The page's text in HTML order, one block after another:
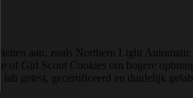
aan, zoals Northern Light
of Girl Scout Cookies om hogere
getest, gecertificeerd en duidelijk